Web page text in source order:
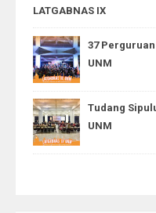
LATGABNAS IX
37
UNM
Tudang
UNM